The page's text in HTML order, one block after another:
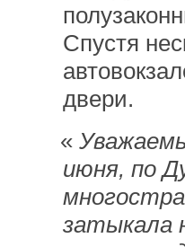
Спустя
двери.
«
июня, по
затыкала